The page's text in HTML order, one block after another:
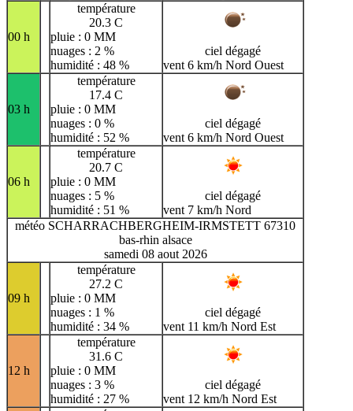
00 h
température
20.3 C
pluie : 0 MM
nuages : 2 %
humidité : 48 %
ciel dégagé
vent 6 km/h Nord Ouest
03 h
température
17.4 C
pluie : 0 MM
nuages : 0 %
humidité : 52 %
ciel dégagé
vent 6 km/h Nord Ouest
06 h
température
20.7 C
pluie : 0 MM
nuages : 5 %
humidité : 51 %
ciel dégagé
vent 7 km/h Nord
météo SCHARRACHBERGHEIM-IRMSTETT 67310
bas-rhin alsace
samedi 08 aout 2026
09 h
température
27.2 C
pluie : 0 MM
nuages : 1 %
humidité : 34 %
ciel dégagé
vent 11 km/h Nord Est
12 h
température
31.6 C
pluie : 0 MM
nuages : 3 %
humidité : 27 %
ciel dégagé
vent 12 km/h Nord Est